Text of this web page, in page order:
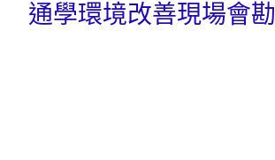
通學環境改善現場會勘